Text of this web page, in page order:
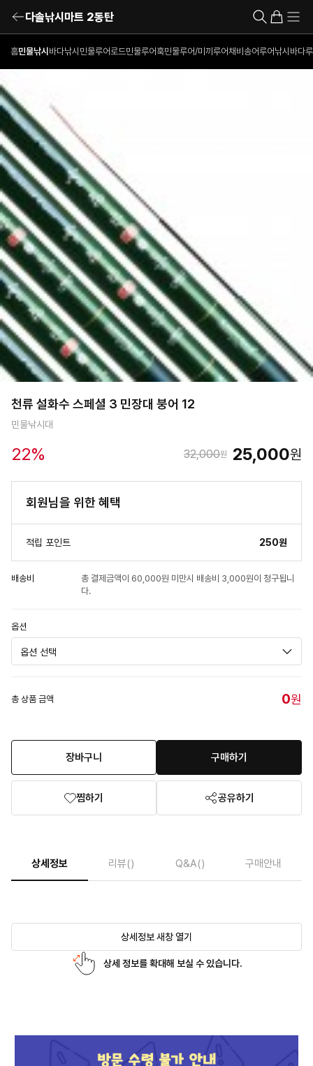
다솔낚시마트 2동탄
홈민물낚시 바다낚시 민물루어로드민물루어훅민물루어/미끼 루어채비 송어루어낚시 바다
천류 설화수 스페셜 3 민장대 붕어 12
민물낚시대
22% 32,000원 25,000원
회원님을 위한 혜택
적립 포인트 250원
배송비
총 결제금액이 60,000원 미만시 배송비 3,000원이 청구됩니
다.
옵션
총 상품 금액 0원
장바구니 구매하기
찜하기 공유하기
상세정보 리뷰() Q&A() 구매안내
상세정보 새창 열기
상세 정보를 확대해 보실 수 있습니다.